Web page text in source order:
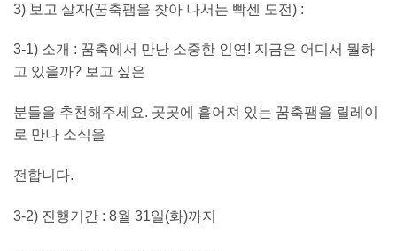
3) 보고 살자(꿈축팸을 찾아 나서는 빡센 도전) :
3-1) 소개 : 꿈축에서 만난 소중한 인연! 지금은 어디서 뭘하
고 있을까? 보고 싶은
분들을 추천해주세요. 곳곳에 흩어져 있는 꿈축팸을 릴레이
로 만나 소식을
전합니다.
3-2) 진행기간 : 8월 31일(화)까지